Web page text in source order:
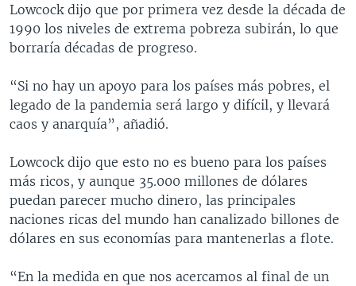
Lowcock dijo que por primera vez desde la década de
1990 los niveles de extrema pobreza subirán, lo que
borraría décadas de progreso.
“Si no hay un apoyo para los países más pobres, el
legado de la pandemia será largo y difícil, y llevará
caos y anarquía”, añadió.
Lowcock dijo que esto no es bueno para los países
más ricos, y aunque 35.000 millones de dólares
puedan parecer mucho dinero, las principales
naciones ricas del mundo han canalizado billones de
dólares en sus economías para mantenerlas a flote.
“En la medida en que nos acercamos al final de un